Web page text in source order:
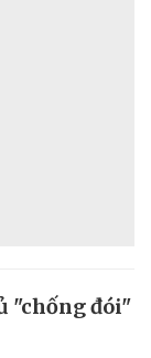
"chống đói"